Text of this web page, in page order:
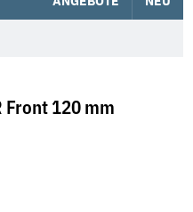
120 mm